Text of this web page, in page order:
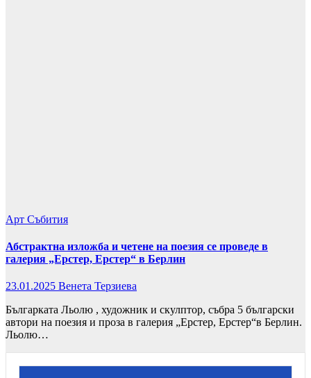
Арт Събития
Абстрактна изложба и четене на поезия се проведе в
галерия „Ерстер, Ерстер“ в Берлин
23.01.2025 Венета Терзиева
Българката Льолю , художник и скулптор, събра 5 български
автори на поезия и проза в галерия „Ерстер, Ерстер“в Берлин.
Льолю…